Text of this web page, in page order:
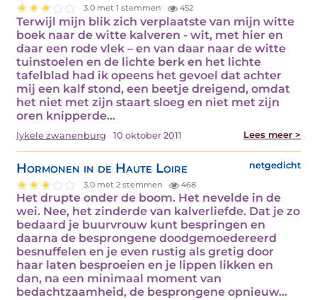
3.0 met 1 stemmen 452
Terwijl mijn blik zich verplaatste van mijn witte
boek naar de witte kalveren - wit, met hier en
daar een rode vlek – en van daar naar de witte
tuinstoelen en de lichte berk en het lichte
tafelblad had ik opeens het gevoel dat achter
mij een kalf stond, een beetje dreigend, omdat
het niet met zijn staart sloeg en niet met zijn
oren knipperde…
lykele zwanenburg 10 oktober 2011 Lees meer >
Hormonen in de Haute Loire netgedicht
3.0 met 2 stemmen 468
Het drupte onder de boom. Het nevelde in de
wei. Nee, het zinderde van kalverliefde. Dat je zo
bedaard je buurvrouw kunt bespringen en
daarna de besprongene doodgemoedereerd
besnuffelen en je even rustig als gretig door
haar laten besproeien en je lippen likken en
dan, na een minimaal moment van
bedachtzaamheid, de besprongene opnieuw…